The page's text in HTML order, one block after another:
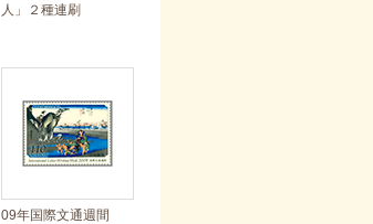
人」２種連刷
09年国際文通週間